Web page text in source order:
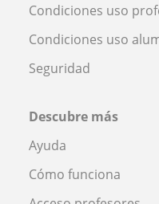
Condiciones uso
Condiciones uso
Seguridad
Descubre más
Ayuda
Cómo funciona